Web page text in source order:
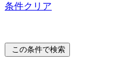
条件クリア
この条件で検索